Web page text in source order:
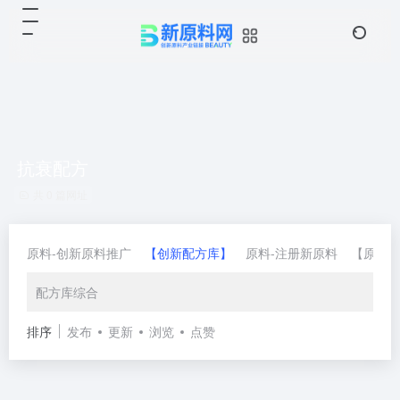
原料-创新原料推广 【创新配方库】 原料-注册新原料 【原料
配方库综合
排序 发布 更新 浏览 点赞